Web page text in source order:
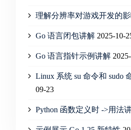
理解分辨率对游戏开发的
Go 语言闭包讲解 2025-10-
Go 语言指针示例讲解
Linux 系统 su 命令和 sudo
09-23
Python 函数定义时 ->用法